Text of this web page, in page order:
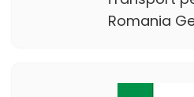
Romania